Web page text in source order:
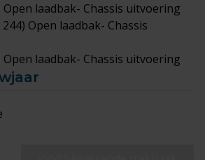
Open laadbak- Chassis uitvoering
Open laadbak- Chassis
Open laadbak- Chassis uitvoering